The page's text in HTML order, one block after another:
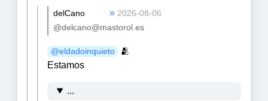
delCano » 2026-08-06
@delcano@mastorol.es
@eldadoinquieto
🫂
Estamos
...